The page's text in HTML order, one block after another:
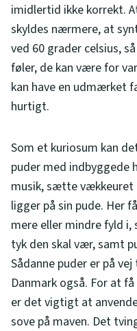
imidlertid ikke korrekt.
skyldes nærmere, at
ved 60 grader celsius,
føler, de kan være for
kan have en udmærket
hurtigt.
Som et kuriosum kan
puder med indbyggede
musik, sætte vækkeuret
ligger på sin pude. Her
mere eller mindre fyld i,
tyk den skal vær, samt
Sådanne puder er på
Danmark også. For at
er det vigtigt at
sove på maven. Det